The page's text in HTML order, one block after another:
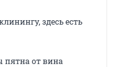
здесь есть
пятна от вина